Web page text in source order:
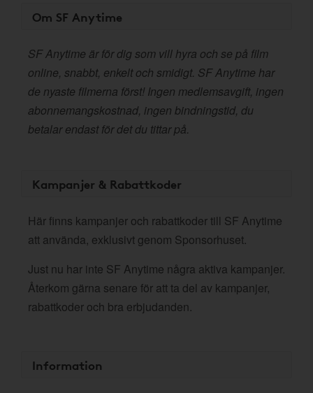
Om SF Anytime
SF Anytime är för dig som vill hyra och se på film
online, snabbt, enkelt och smidigt. SF Anytime har
de nyaste filmerna först! Ingen medlemsavgift, ingen
abonnemangskostnad, ingen bindningstid, du
betalar endast för det du tittar på.
Kampanjer & Rabattkoder
Här finns kampanjer och rabattkoder till SF Anytime
att använda, exklusivt genom Sponsorhuset.
Just nu har inte SF Anytime några aktiva kampanjer.
Återkom gärna senare för att ta del av kampanjer,
rabattkoder och bra erbjudanden.
Information